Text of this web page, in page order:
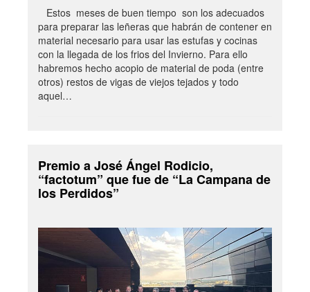
Estos meses de buen tiempo son los adecuados
para preparar las leñeras que habrán de contener en
material necesario para usar las estufas y cocinas
con la llegada de los frios del Invierno. Para ello
habremos hecho acopio de material de poda (entre
otros) restos de vigas de viejos tejados y todo
aquel…
Premio a José Ángel Rodicio,
“factotum” que fue de “La Campana de
los Perdidos”